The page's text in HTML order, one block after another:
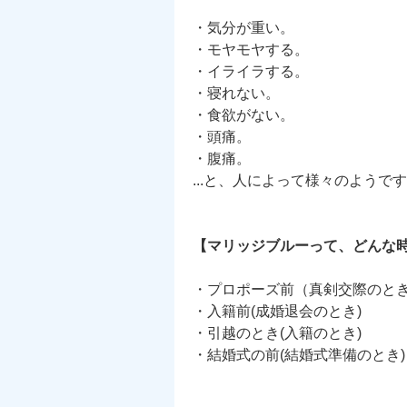
・気分が重い。
・モヤモヤする。
・イライラする。
・寝れない。
・食欲がない。
・頭痛。
・腹痛。
...と、人によって様々のようです
【マリッジブルーって、どんな
・プロポーズ前（真剣交際のとき
・入籍前(成婚退会のとき)
・引越のとき(入籍のとき)
・結婚式の前(結婚式準備のとき)